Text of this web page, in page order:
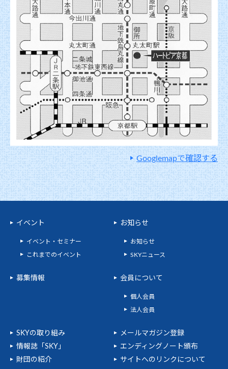
Googlemapで確認する
イベント
イベント・セミナー
これまでのイベント
募集情報
お知らせ
お知らせ
SKYニュース
会員について
個人会員
法人会員
SKYの取り組み
情報誌「SKY」
財団の紹介
メールマガジン登録
エンディングノート頒布
サイトへのリンクについて